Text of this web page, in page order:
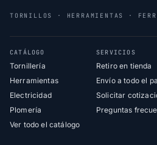
TORNILLOS · HERRAMIENTAS ·
CATÁLOGO
Tornillería
Herramientas
Electricidad
Plomería
Ver todo el catálogo
SERVICIOS
Retiro en tienda
Envío a todo el
Solicitar
Preguntas